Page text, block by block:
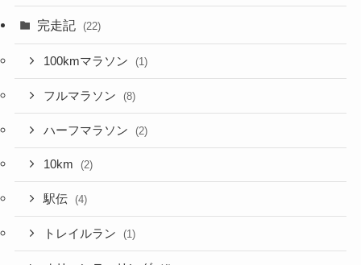
完走記 (22)
100kmマラソン (1)
フルマラソン (8)
ハーフマラソン (2)
10km (2)
駅伝 (4)
トレイルラン (1)